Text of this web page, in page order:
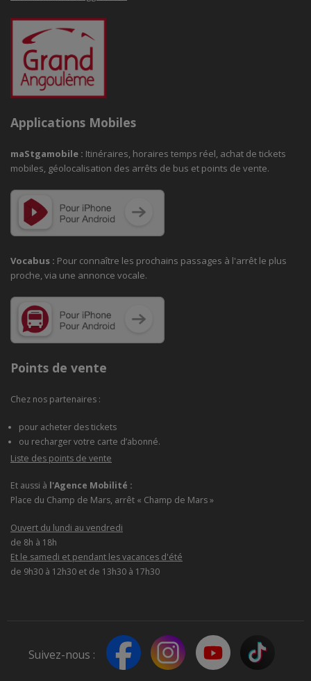
Applications Mobiles
maStgamobile : Itinéraires, horaires temps réel, achat de tickets
mobiles, géolocalisation des arrêts de bus et points de vente.
Vocabus : Pour connaître les prochains passages à l'arrêt le plus
proche, via une annonce vocale.
Points de vente
Chez nos partenaires :
pour acheter des tickets
ou recharger votre carte d’abonné.
Liste des points de vente
Et aussi à l'Agence Mobilité :
Place du Champ de Mars, arrêt « Champ de Mars »
Ouvert du lundi au vendredi
de 8h à 18h
Et le samedi et pendant les vacances d'été
de 9h30 à 12h30 et de 13h30 à 17h30
Suivez-nous :